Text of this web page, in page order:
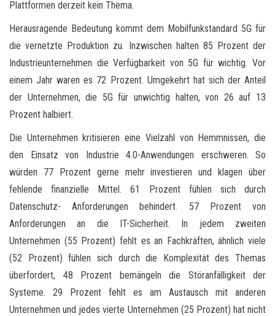
Plattformen derzeit kein Thema.
Herausragende Bedeutung kommt dem Mobilfunkstandard 5G für
die vernetzte Produktion zu. Inzwischen halten 85 Prozent der
Industrieunternehmen die Verfügbarkeit von 5G für wichtig. Vor
einem Jahr waren es 72 Prozent. Umgekehrt hat sich der Anteil
der Unternehmen, die 5G für unwichtig halten, von 26 auf 13
Prozent halbiert.
Die Unternehmen kritisieren eine Vielzahl von Hemmnissen, die
den Einsatz von Industrie 4.0-Anwendungen erschweren. So
würden 77 Prozent gerne mehr investieren und klagen über
fehlende finanzielle Mittel. 61 Prozent fühlen sich durch
Datenschutz- Anforderungen behindert. 57 Prozent von
Anforderungen an die IT-Sicherheit. In jedem zweiten
Unternehmen (55 Prozent) fehlt es an Fachkräften, ähnlich viele
(52 Prozent) fühlen sich durch die Komplexität des Themas
überfordert, 48 Prozent bemängeln die Störanfälligkeit der
Systeme. 29 Prozent fehlt es am Austausch mit anderen
Unternehmen und jedes vierte Unternehmen (25 Prozent) hat nicht